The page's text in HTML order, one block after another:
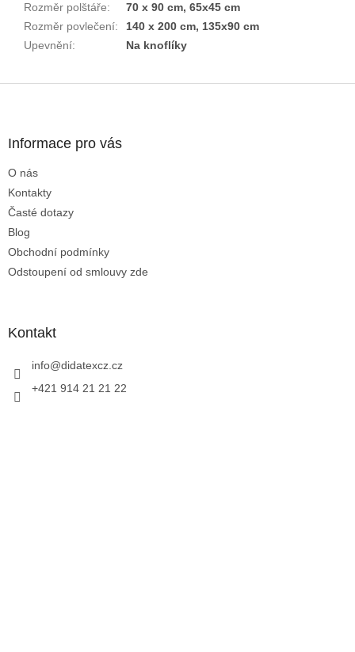
Rozměr polštáře:
70 x 90 cm, 65x45 cm
Rozměr povlečení:
140 x 200 cm, 135x90 cm
Upevnění: Na knoflíky
Informace pro vás
O nás
Kontakty
Časté dotazy
Blog
Obchodní podmínky
Odstoupení od smlouvy zde
Kontakt
info@didatexcz.cz
+421 914 21 21 22